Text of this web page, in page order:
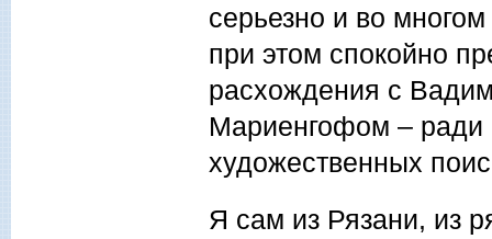
серьезно и во
при этом спокойно
расхождения с
Мариенгофом – ради
художественных
Я сам из Рязани, из